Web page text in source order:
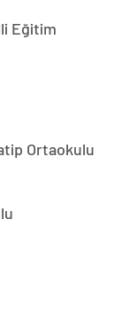
Eğitim
Ortaokulu